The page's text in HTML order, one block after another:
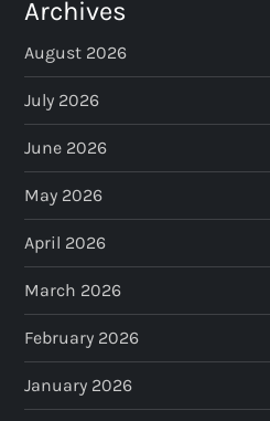
Archives
August 2026
July 2026
June 2026
May 2026
April 2026
March 2026
February 2026
January 2026